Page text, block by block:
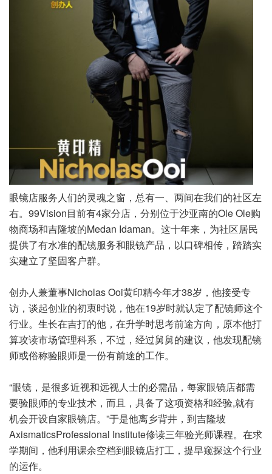
眼镜店服务人们的灵魂之窗，总有一、两间在我们的社区左
右。99Vision目前有4家分店，分别位于沙亚南的Ole Ole购
物商场和吉隆坡的Medan Idaman。这十年来，为社区居民
提供了有水准的配镜服务和眼镜产品，以口碑相传，踏踏实
实建立了坚固客户群。
创办人兼董事Nicholas Ooi黄印精今年才38岁，他接受专
访，谈起创业的初衷时说，他在19岁时就认定了配镜师这个
行业。生长在吉打的他，在升学时思考前途方向，原本他打
算攻读市场管理科系，不过，经过舅舅的建议，他发现配镜
师或俗称验眼师是一份有前途的工作。
“眼镜，是很多近视和远视人士的必需品，每家眼镜店都需
要验眼师的专业技术，而且，具备了这项资格和经验,就有
机会开设自家眼镜店。”于是他离乡背井，到吉隆坡
AxismaticsProfessional Institute修读三年验光师课程。在求
学期间，他利用课余空档到眼镜店打工，提早窥探这个行业
的运作。